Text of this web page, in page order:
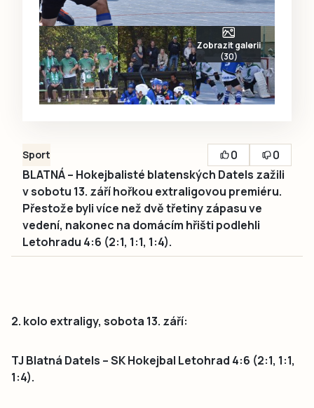
Zobrazit galerii
(30)
Sport 0
0
BLATNÁ – Hokejbalisté blatenských Datels zažili
v sobotu 13. září hořkou extraligovou premiéru.
Přestože byli více než dvě třetiny zápasu ve
vedení, nakonec na domácím hřišti podlehli
Letohradu 4:6 (2:1, 1:1, 1:4).
2. kolo extraligy, sobota 13. září:
TJ Blatná Datels – SK Hokejbal Letohrad 4:6 (2:1, 1:1,
1:4).